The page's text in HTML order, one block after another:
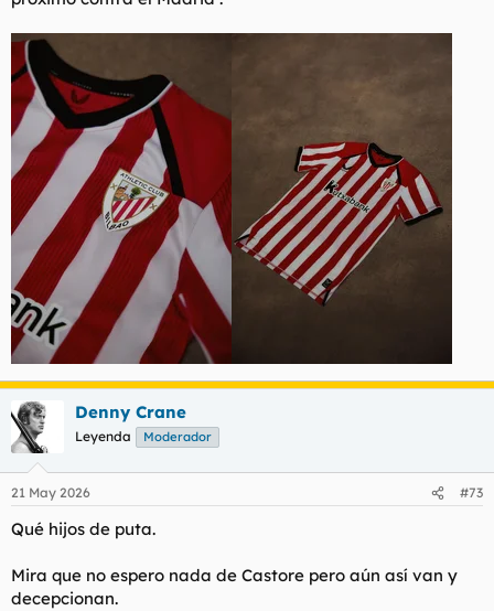
Denny Crane
Leyenda Moderador
21 May 2026 #73
Qué hijos de puta.
Mira que no espero nada de Castore pero aún así van y
decepcionan.